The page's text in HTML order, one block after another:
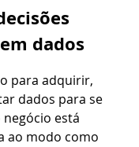
dados
para adquirir,
dados para se
está
ao modo como